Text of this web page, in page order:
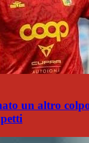
un altro